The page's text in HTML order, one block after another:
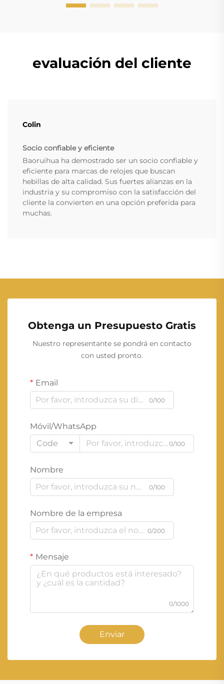
evaluación del cliente
Colin
Socio confiable y eficiente
Baoruihua ha demostrado ser un socio confiable y
eficiente para marcas de relojes que buscan
hebillas de alta calidad. Sus fuertes alianzas en la
industria y su compromiso con la satisfacción del
cliente la convierten en una opción preferida para
muchas.
Obtenga un Presupuesto Gratis
Nuestro representante se pondrá en contacto
con usted pronto.
Email
0/100
Móvil/WhatsApp
Code
0/100
Nombre
0/100
Nombre de la empresa
0/200
Mensaje
0/1000
Enviar